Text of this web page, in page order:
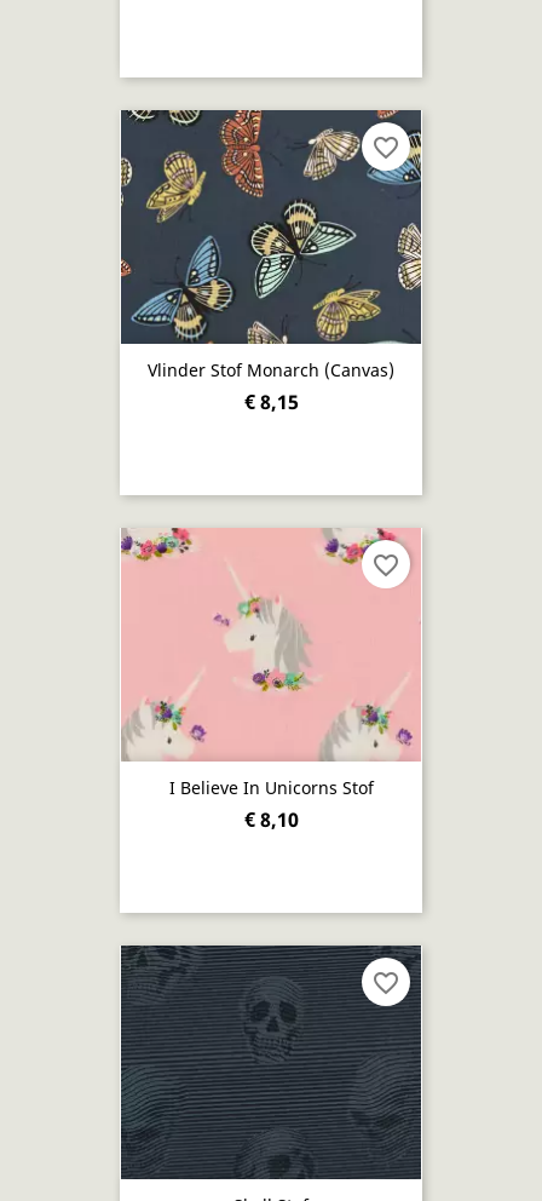
Vlinder Stof Monarch (Canvas)
€ 8,15
favorite_border
I Believe In Unicorns Stof
€ 8,10
favorite_border
favorite_border